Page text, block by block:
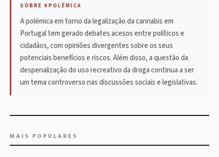
SOBRE #POLÉMICA
A polémica em torno da legalização da cannabis em
Portugal tem gerado debates acesos entre políticos e
cidadãos, com opiniões divergentes sobre os seus
potenciais benefícios e riscos. Além disso, a questão da
despenalização do uso recreativo da droga continua a ser
um tema controverso nas discussões sociais e legislativas.
MAIS POPULARES